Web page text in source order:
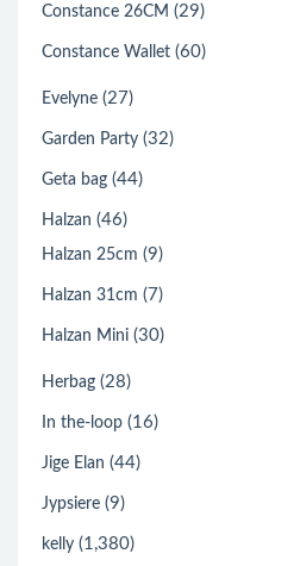
Constance 26CM (29)
Constance Wallet (60)
Evelyne (27)
Garden Party (32)
Geta bag (44)
Halzan (46)
Halzan 25cm (9)
Halzan 31cm (7)
Halzan Mini (30)
Herbag (28)
In the-loop (16)
Jige Elan (44)
Jypsiere (9)
kelly (1,380)